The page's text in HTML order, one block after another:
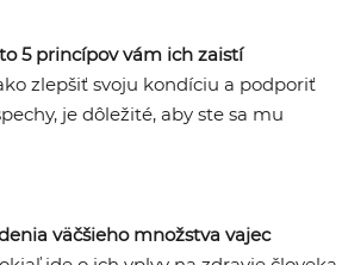
5 princípov vám ich zaistí
zlepšiť svoju kondíciu a podporiť
je dôležité, aby ste sa mu
väčšieho množstva vajec